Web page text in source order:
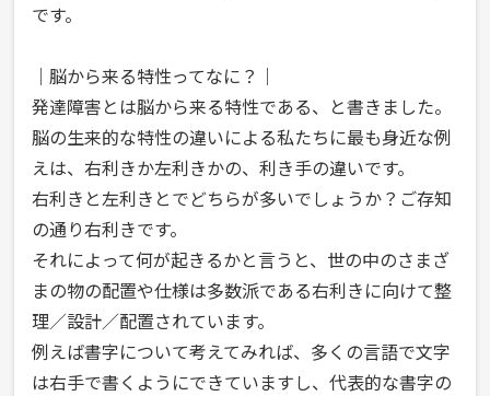
です。
｜脳から来る特性ってなに？｜
発達障害とは脳から来る特性である、と書きました。
脳の生来的な特性の違いによる私たちに最も身近な例
えは、右利きか左利きかの、利き手の違いです。
右利きと左利きとでどちらが多いでしょうか？ご存知
の通り右利きです。
それによって何が起きるかと言うと、世の中のさまざ
まの物の配置や仕様は多数派である右利きに向けて整
理／設計／配置されています。
例えば書字について考えてみれば、多くの言語で文字
は右手で書くようにできていますし、代表的な書字の